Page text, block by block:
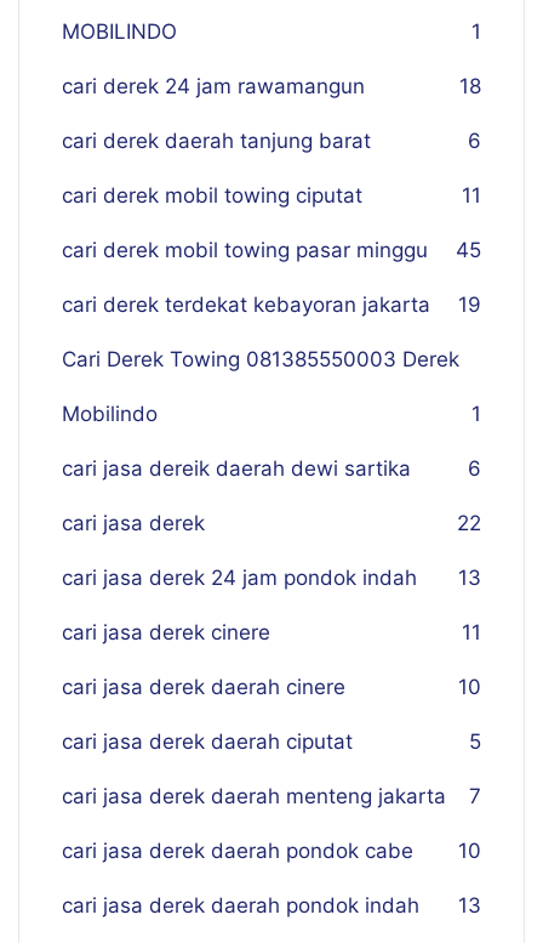
MOBILINDO 1
cari derek 24 jam rawamangun 18
cari derek daerah tanjung barat 6
cari derek mobil towing ciputat 11
cari derek mobil towing pasar minggu 45
cari derek terdekat kebayoran jakarta 19
Cari Derek Towing 081385550003 Derek
Mobilindo 1
cari jasa dereik daerah dewi sartika 6
cari jasa derek 22
cari jasa derek 24 jam pondok indah 13
cari jasa derek cinere 11
cari jasa derek daerah cinere 10
cari jasa derek daerah ciputat 5
cari jasa derek daerah menteng jakarta 7
cari jasa derek daerah pondok cabe 10
cari jasa derek daerah pondok indah 13